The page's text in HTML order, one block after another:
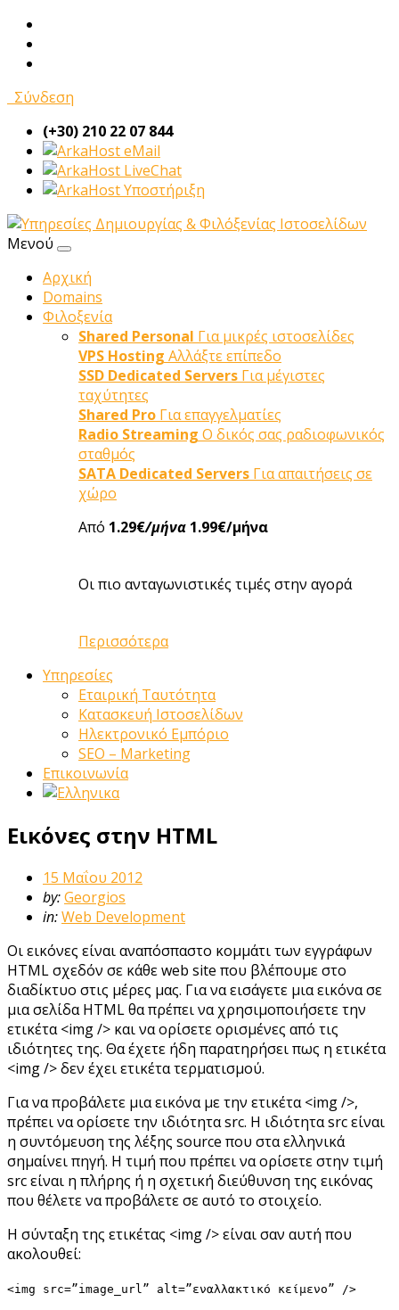
Σύνδεση
(+30) 210 22 07 844
eMail
LiveChat
Υποστήριξη
Μενού
Αρχική
Domains
Φιλοξενία
Shared Personal Για μικρές ιστοσελίδες
VPS Hosting Αλλάξτε επίπεδο
SSD Dedicated Servers Για μέγιστες
ταχύτητες
Shared Pro Για επαγγελματίες
Radio Streaming Ο δικός σας ραδιοφωνικός
σταθμός
SATA Dedicated Servers Για απαιτήσεις σε
χώρο
Από 1.29€/μήνα 1.99€/μήνα
Οι πιο ανταγωνιστικές τιμές στην αγορά
Περισσότερα
Υπηρεσίες
Εταιρική Ταυτότητα
Κατασκευή Ιστοσελίδων
Ηλεκτρονικό Εμπόριο
SEO – Marketing
Επικοινωνία
Εικόνες στην HTML
15 Μαΐου 2012
by:Georgios
in:Web Development
Οι εικόνες είναι αναπόσπαστο κομμάτι των εγγράφων
HTML σχεδόν σε κάθε web site που βλέπουμε στο
διαδίκτυο στις μέρες μας. Για να εισάγετε μια εικόνα σε
μια σελίδα HTML θα πρέπει να χρησιμοποιήσετε την
ετικέτα <img /> και να ορίσετε ορισμένες από τις
ιδιότητες της. Θα έχετε ήδη παρατηρήσει πως η ετικέτα
<img /> δεν έχει ετικέτα τερματισμού.
Για να προβάλετε μια εικόνα με την ετικέτα <img />,
πρέπει να ορίσετε την ιδιότητα src. Η ιδιότητα src είναι
η συντόμευση της λέξης source που στα ελληνικά
σημαίνει πηγή. Η τιμή που πρέπει να ορίσετε στην τιμή
src είναι η πλήρης ή η σχετική διεύθυνση της εικόνας
που θέλετε να προβάλετε σε αυτό το στοιχείο.
Η σύνταξη της ετικέτας <img /> είναι σαν αυτή που
ακολουθεί:
<img src=”image_url” alt=”εναλλακτικό κείμενο” />